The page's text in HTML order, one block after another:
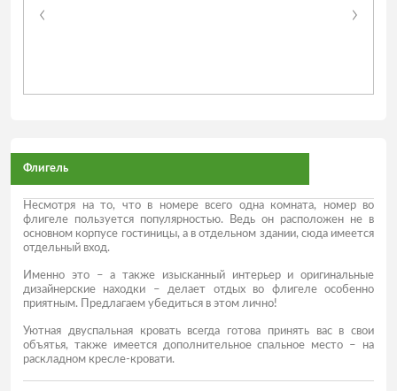
Флигель
Несмотря на то, что в номере всего одна комната, номер во
флигеле пользуется популярностью. Ведь он расположен не в
основном корпусе гостиницы, а в отдельном здании, сюда имеется
отдельный вход.
Именно это – а также изысканный интерьер и оригинальные
дизайнерские находки – делает отдых во флигеле особенно
приятным. Предлагаем убедиться в этом лично!
Уютная двуспальная кровать всегда готова принять вас в свои
объятья, также имеется дополнительное спальное место – на
раскладном кресле-кровати.